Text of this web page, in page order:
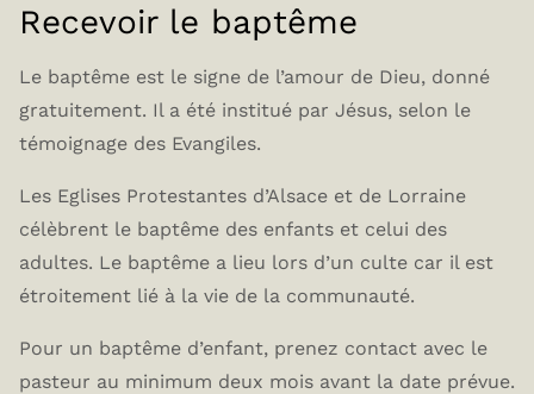
Recevoir le baptême
Le baptême est le signe de l’amour de Dieu, donné
gratuitement. Il a été institué par Jésus, selon le
témoignage des Evangiles.
Les Eglises Protestantes d’Alsace et de Lorraine
célèbrent le baptême des enfants et celui des
adultes. Le baptême a lieu lors d’un culte car il est
étroitement lié à la vie de la communauté.
Pour un baptême d’enfant, prenez contact avec le
pasteur au minimum deux mois avant la date prévue.